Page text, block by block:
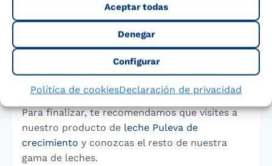
Aceptar todas
Denegar
Configurar
Política de cookiesDeclaración de privacidad
nutrientes. Además, su contenido proteico y su
bajo índice glucémico los convierten en aliados
importantes en la regulación de la energía y el
control del peso corporal desde edades
tempranas.
Para finalizar, te recomendamos que visites a
nuestro producto de leche Puleva de
crecimiento y conozcas el resto de nuestra
gama de leches.